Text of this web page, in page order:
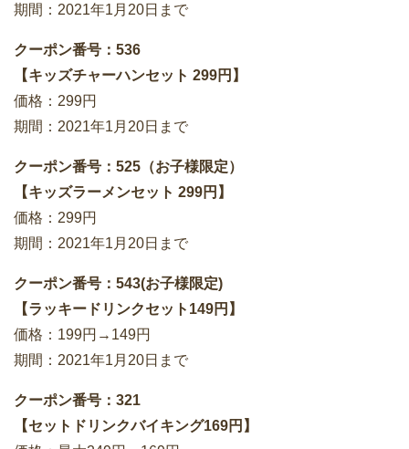
期間：2021年1月20日まで
クーポン番号：536
【キッズチャーハンセット 299円】
価格：299円
期間：2021年1月20日まで
クーポン番号：525（お子様限定）
【キッズラーメンセット 299円】
価格：299円
期間：2021年1月20日まで
クーポン番号：543(お子様限定)
【ラッキードリンクセット149円】
価格：199円→149円
期間：2021年1月20日まで
クーポン番号：321
【セットドリンクバイキング169円】